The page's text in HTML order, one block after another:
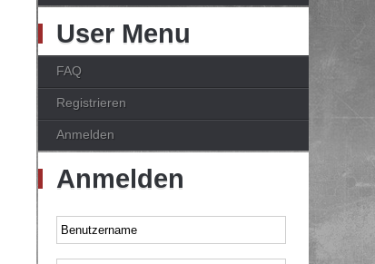
User Menu
FAQ
Registrieren
Anmelden
Anmelden